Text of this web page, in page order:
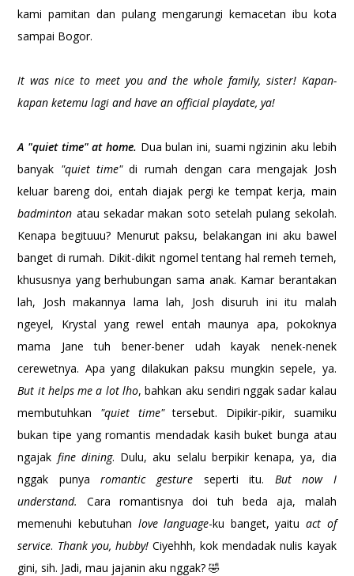
kami pamitan dan pulang mengarungi kemacetan ibu kota
sampai Bogor.
It was nice to meet you and the whole family, sister! Kapan-
kapan ketemu lagi and have an official playdate, ya!
A "quiet time" at home. Dua bulan ini, suami ngizinin aku lebih
banyak "quiet time"di rumah dengan cara mengajak Josh
keluar bareng doi, entah diajak pergi ke tempat kerja, main
badminton atau sekadar makan soto setelah pulang sekolah.
Kenapa begituuu? Menurut paksu, belakangan ini aku bawel
banget di rumah. Dikit-dikit ngomel tentang hal remeh temeh,
khususnya yang berhubungan sama anak. Kamar berantakan
lah, Josh makannya lama lah, Josh disuruh ini itu malah
ngeyel, Krystal yang rewel entah maunya apa, pokoknya
mama Jane tuh bener-bener udah kayak nenek-nenek
cerewetnya. Apa yang dilakukan paksu mungkin sepele, ya.
But it helps me a lot lho, bahkan aku sendiri nggak sadar kalau
membutuhkan "quiet time"tersebut. Dipikir-pikir, suamiku
bukan tipe yang romantis mendadak kasih buket bunga atau
ngajak fine dining. Dulu, aku selalu berpikir kenapa, ya, dia
nggak punyaromantic gestureseperti itu. But now I
understand.
Cara romantisnya doi tuh beda aja, malah
memenuhi kebutuhan love language-ku banget, yaituact of
service. Thank you, hubby!Ciyehhh, kok mendadak nulis kayak
gini, sih. Jadi, mau jajanin aku nggak? 🤣